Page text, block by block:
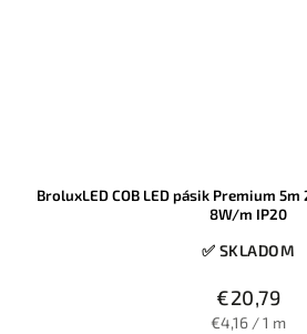
BroluxLED COB LED pásik Premium
8W/m IP20
✅ SKLADOM
€20,79
€4,16 / 1 m